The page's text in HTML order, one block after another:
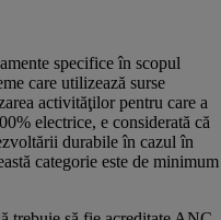
specifice în scopul
care utilizează surse
activităţilor pentru care a
electrice, e considerată că
durabile în cazul în
categorie este de minimum